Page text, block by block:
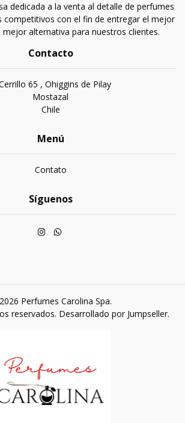
dedicada a la venta al detalle de perfumes
competitivos con el fin de entregar el mejor
mejor alternativa para nuestros clientes.
Contacto
65 , Ohiggins de Pilay
Mostazal
Chile
Menú
Contato
Síguenos
Perfumes Carolina Spa.
reservados. Desarrollado por Jumpseller.